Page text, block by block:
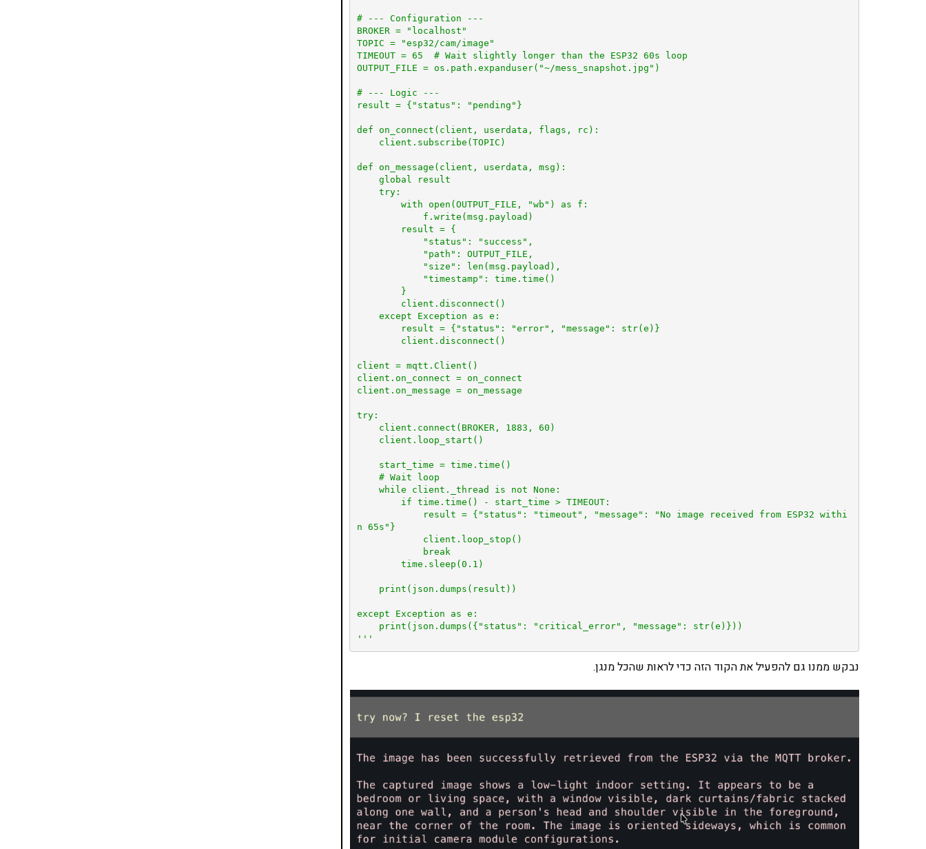
# --- Configuration ---
BROKER = "localhost"
TOPIC = "esp32/cam/image"
TIMEOUT = 65  # Wait slightly longer than the ESP32 60s loop
OUTPUT_FILE = os.path.expanduser("~/mess_snapshot.jpg")
# --- Logic ---
result = {"status": "pending"}
def on_connect(client, userdata, flags, rc):
def on_message(client, userdata, msg):
client = mqtt.Client()
client.on_connect = on_connect
client.on_message = on_message
try:
n 65s"}
except Exception as e:
'''
נבקש ממנו גם להפעיל את הקוד הזה כדי לראות שהכל מנגן.